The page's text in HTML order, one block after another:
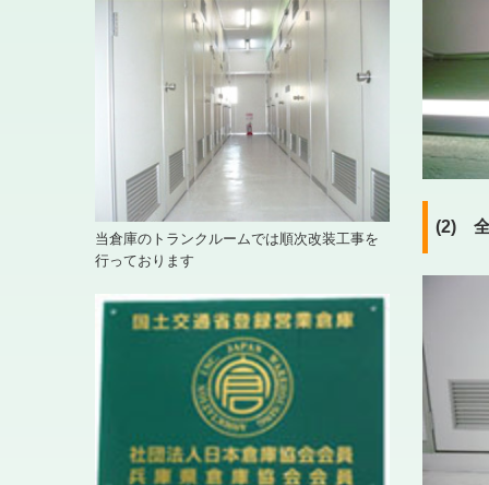
当倉庫のトランクルームでは順次改装工事を
行っております
(2) 全